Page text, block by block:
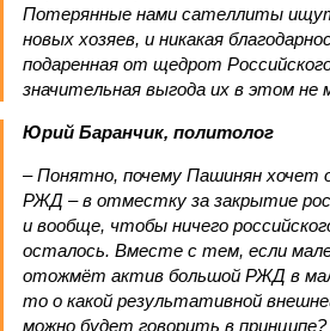
Потерянные нами сателлиты
новых хозяев, и никакая
подаренная от щедрот
значительная выгода их в этом
Юрий Баранчик, политолог
– Понятно, почему Пашинян
РЖД – в отместку за закрытие
и вообще, чтобы ничего
осталось. Вместе с тем, если
отожмёт актив большой РЖД в
то о какой результативной
можно будет говорить в принципе?